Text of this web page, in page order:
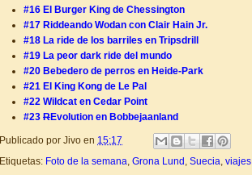
#16 El Burger King de Chessington
#17 Riddeando Wodan con Clair Hain Jr.
#18 La ride de los barriles en Tripsdrill
#19 La peor dark ride del mundo
#20 Bebedero de perros en Heide-Park
#21 El King Kong de Le Pal
#22 Wildcat en Cedar Point
#23 REvolution en Bobbejaanland
Publicado por Jivo en 15:17
Etiquetas: Foto de la semana, Grona Lund , Suecia, viajes